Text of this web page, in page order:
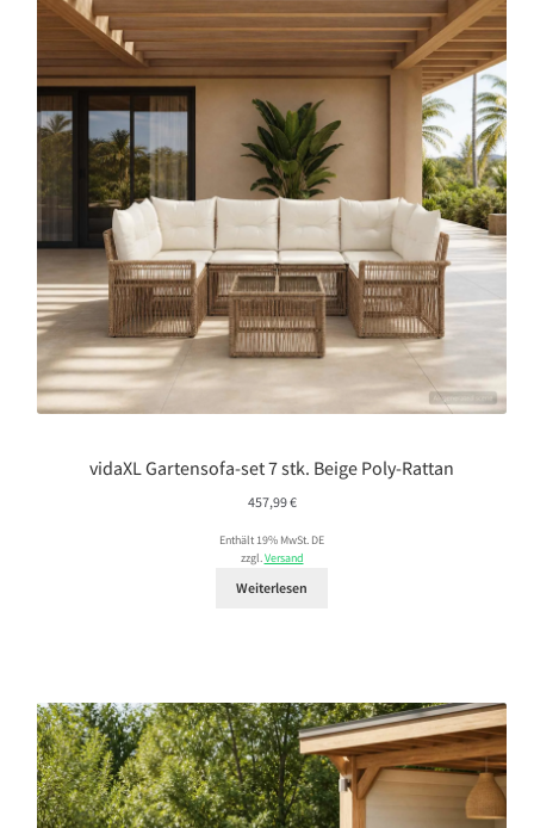
vidaXL Gartensofa-set 7 stk. Beige Poly-Rattan
457,99€
Enthält 19% MwSt. DE
zzgl.Versand
Weiterlesen